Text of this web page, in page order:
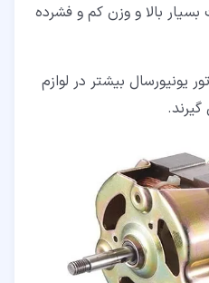
بسیار بالا و وزن کم و فشرده
یونیورسال بیشتر در لوازم